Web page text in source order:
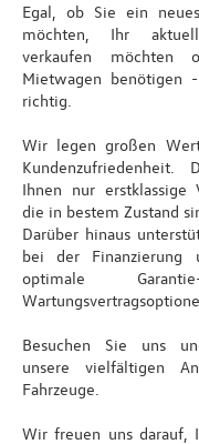
Egal, ob Sie ein
möchten, Ihr
verkaufen möchten
Mietwagen benötigen
richtig.
Wir legen großen
Ihnen nur erstklassige
die in bestem Zustand
Darüber hinaus
bei der Finanzierung
optimale
Besuchen Sie uns
unsere vielfältigen
Fahrzeuge.
Wir freuen uns darauf,